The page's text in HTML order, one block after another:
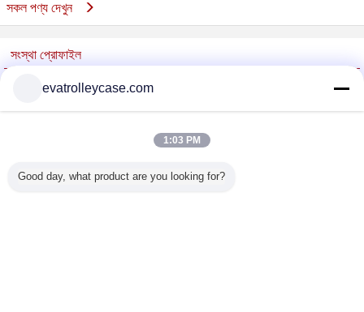
সকল পণ্য দেখুন
সংস্থা প্রোফাইল
China Trolley Case Online Marketplace
যাচাইকৃত সরবরাহকারী
Verified Suplier
evatrolleycase.com
1:03 PM
Good day, what product are you looking for?